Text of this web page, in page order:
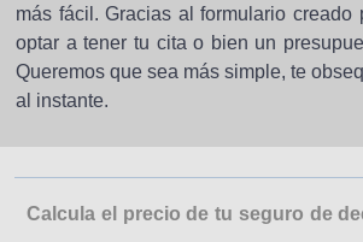
más fácil. Gracias al formulario creado
optar a tener tu cita o bien un
Queremos que sea más simple, te
al instante.
Calcula el precio de tu seguro de